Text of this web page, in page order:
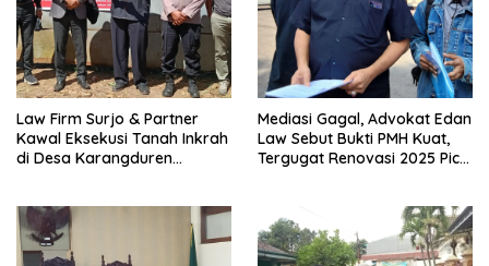
Law Firm Surjo & Partner
Kawal Eksekusi Tanah Inkrah
di Desa Karangduren
Mediasi Gagal, Advokat Edan
Law Sebut Bukti PMH Kuat,
Tergugat Renovasi 2025 Picu